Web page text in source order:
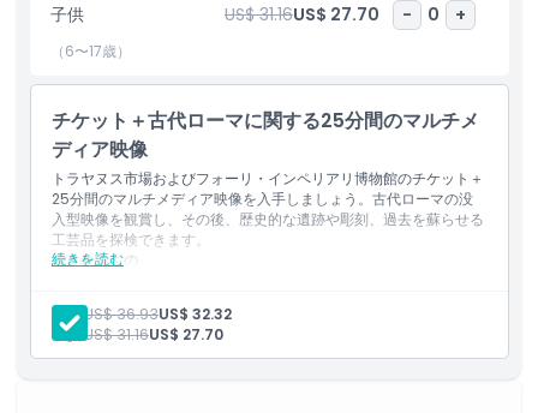
トラヤヌス市場とフォーリ・インペリアーリ博物館の入場券を予約
すれば、この見事な遺跡を自分のペースで見学する機会が得られま
す。遺跡を歩き回り、ローマフォーラムの息をのむような眺めを楽
しみ、ローマ帝国全盛期の生活を想像してみてください。
この観光地は歴史愛好家、考古学ファン、そして過去を体験したい
すべての人にとって必見です。一人旅でも家族連れでも、トラヤヌ
ス市場とフォーリ・インペリアーリ博物館の入場は忘れられない時
を遡る旅を約束します。
ハイライト
子供 US$ 31.16US$ 27.70 - 0 +
（6〜17歳）
チケット＋古代ローマに関する25分間のマルチメ
ディア映像
トラヤヌス市場およびフォーリ・インペリアリ博物館のチケット＋
25分間のマルチメディア映像を入手しましょう。古代ローマの没
入型映像を観賞し、その後、歴史的な遺跡や彫刻、過去を蘇らせる
工芸品を探検できます。
続きを読む
含まれるもの
入場券：フォリ インペリアリ博物館
多言語対応の都市オーディオガイドアプリ、地図と地元の音声
ストーリー付き。
大人: US$ 36.93US$ 32.32
子供:
US$ 31.16US$ 27.70